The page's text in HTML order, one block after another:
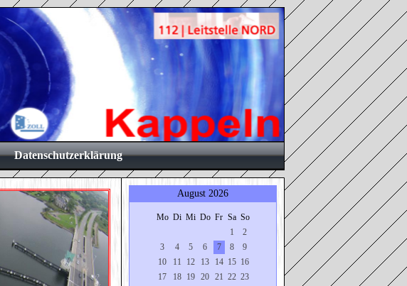
Datenschutzerklärung
August 2026
Mo Di Mi Do Fr Sa So
1
2
3
4 5 6 7 8
9
10
11 12 13 14 15 16
17
18 19 20 21 22 23